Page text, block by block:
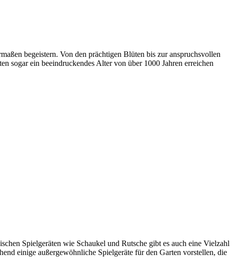
begeistern. Von den prächtigen Blüten bis zur anspruchsvollen
sogar ein beeindruckendes Alter von über 1000 Jahren erreichen
Spielgeräten wie Schaukel und Rutsche gibt es auch eine Vielzahl
einige außergewöhnliche Spielgeräte für den Garten vorstellen, die